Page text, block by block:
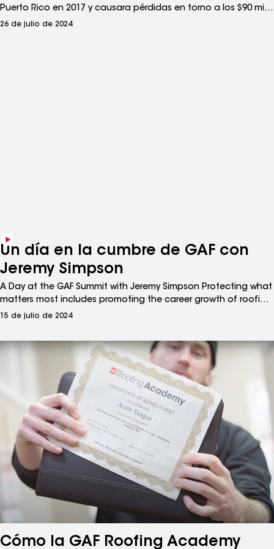
Puerto Rico en 2017 y causara pérdidas en torno a los $90 mil
millones, los residentes continuaban trabajando para reparar
26 de julio de 2024
Un día en la cumbre de GAF con
Jeremy Simpson
A Day at the GAF Summit with Jeremy Simpson Protecting what
matters most includes promoting the career growth of roofing
industry professionals like you. Por ese motivo, GAF ofrece una
persona, y cumbres y exposiciones de techos.
15 de julio de 2024
Cómo la GAF Roofing Academy